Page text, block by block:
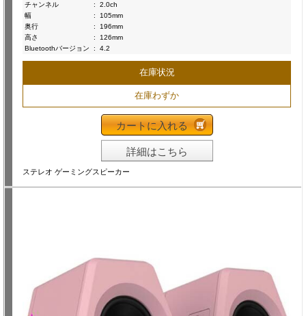
チャンネル :
2.0ch
幅
:
105mm
奥行
:
196mm
高さ
:
126mm
Bluetoothバージョン
: 4.2
在庫状況
在庫わずか
カートに入れる
詳細はこちら
ステレオ ゲーミングスピーカー